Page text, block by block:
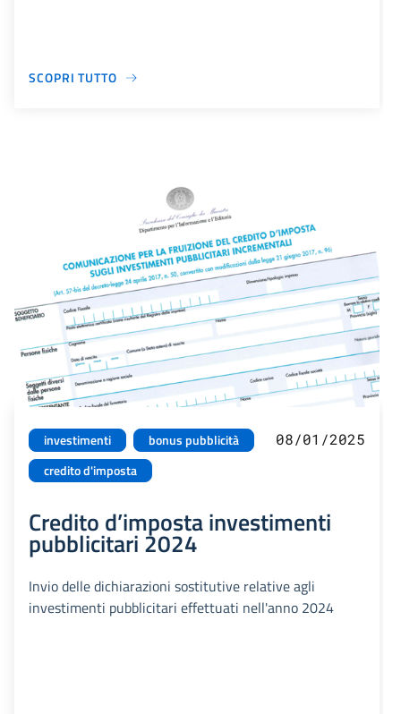
SCOPRI TUTTO
investimenti
bonus pubblicità
credito d'imposta
08/01/2025
Credito d’imposta investimenti
pubblicitari 2024
Invio delle dichiarazioni sostitutive relative agli
investimenti pubblicitari effettuati nell'anno 2024